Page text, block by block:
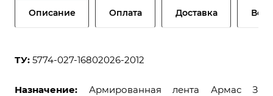
Описание Оплата Доставка
ТУ: 5774-027-16802026-2012
Назначение:
Армированная лента Армас З